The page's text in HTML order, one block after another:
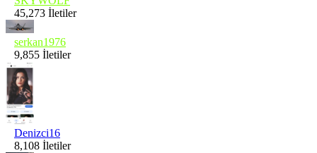
45,273 İletiler
serkan1976
9,855 İletiler
Denizci16
8,108 İletiler